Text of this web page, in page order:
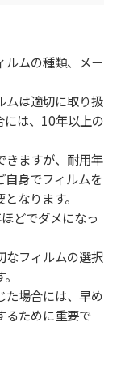
ルムの種類、メー
ムは適切に取り扱
には、10年以上の
きますが、耐用年
自身でフィルムを
なります。
どでダメになっ
なフィルムの選択
た場合には、早め
るために重要で